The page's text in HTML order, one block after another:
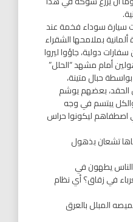
سيارة سوداء فخمة عند
بملامحها الشقراء
دولية، جاؤوا ليروا
أمام مشهد “الحلل”
بواسطة حبال متينة،
الحقد، بعضهم يوشم
يبتسم في وجه
اصطفاهم ليكونوا حراس
تشعان بذهول
يطهون في
في زقاق؟ أي نظام
المبلل بالعرق